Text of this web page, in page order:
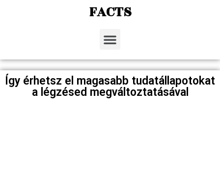
FACTS
Így érhetsz el magasabb tudatállapotokat
a légzésed megváltoztatásával